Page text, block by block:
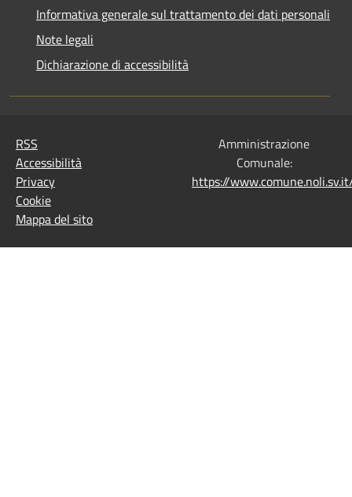
Informativa generale sul trattamento dei dati personali
Note legali
Dichiarazione di accessibilità
RSS
Accessibilità
Privacy
Cookie
Mappa del sito
Amministrazione
Comunale:
https://